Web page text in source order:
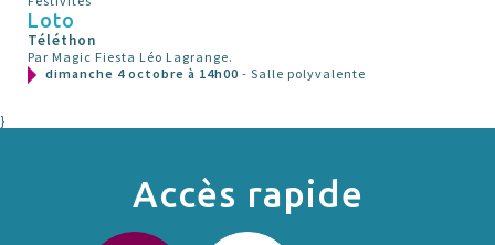
Loto
Téléthon
Par Magic Fiesta Léo Lagrange.
dimanche 4 octobre à 14h00 - Salle polyvalente
}
Accès rapide